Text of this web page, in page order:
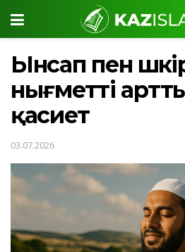
Ынсап пен
нығметті
қасиет
03.07.2026